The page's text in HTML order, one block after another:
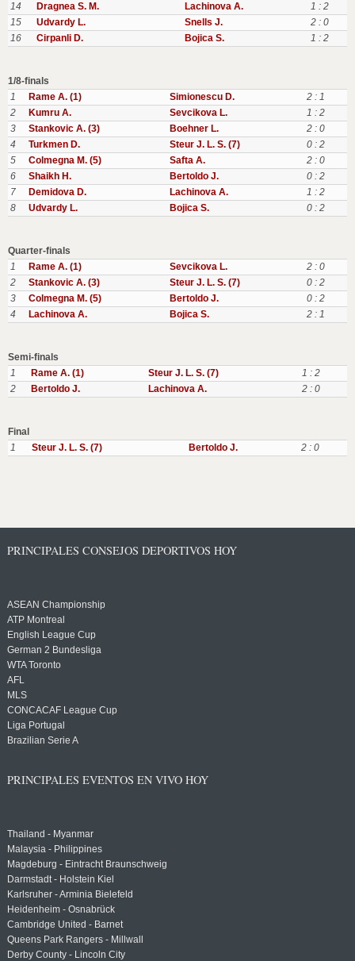
14 Dragnea S. M. Lachinova A.
1 : 2
15
Udvardy L. Snells J.
2 : 0
16
Cirpanli D. Bojica S. 1 : 2
1/8-finals
1
Rame A. (1) Simionescu D.
2 : 1
2
Kumru A. Sevcikova L.
1 : 2
3
Stankovic A. (3) Boehner L.
2 : 0
4
Turkmen D. Steur J. L. S. (7)
0 : 2
5
Colmegna M. (5) Safta A.
2 : 0
6
Shaikh H. Bertoldo J.
0 : 2
7
Demidova D. Lachinova A.
1 : 2
8
Udvardy L. Bojica S. 0 : 2
Quarter-finals
1
Rame A. (1) Sevcikova L.
2 : 0
2
Stankovic A. (3) Steur J. L. S. (7)
0 : 2
3
Colmegna M. (5) Bertoldo J.
0 : 2
4
Lachinova A. Bojica S. 2 : 1
Semi-finals
1
Rame A. (1) Steur J. L. S. (7)
1 : 2
2
Bertoldo J. Lachinova A. 2 : 0
Final
1
Steur J. L. S. (7) Bertoldo J. 2 : 0
PRINCIPALES CONSEJOS DEPORTIVOS HOY
ASEAN Championship
ATP Montreal
English League Cup
German 2 Bundesliga
WTA Toronto
AFL
MLS
CONCACAF League Cup
Liga Portugal
Brazilian Serie A
PRINCIPALES EVENTOS EN VIVO HOY
Thailand - Myanmar
Malaysia - Philippines
Magdeburg - Eintracht Braunschweig
Darmstadt - Holstein Kiel
Karlsruher - Arminia Bielefeld
Heidenheim - Osnabrück
Cambridge United - Barnet
Queens Park Rangers - Millwall
Derby County - Lincoln City